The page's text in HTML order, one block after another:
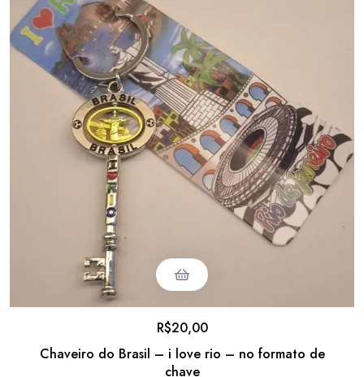
Chaveiro do Brasil – i love rio – no formato de
chave
R$20,00